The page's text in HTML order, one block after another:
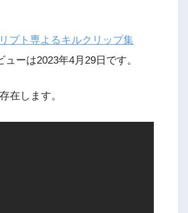
プト専よるキルクリップ集
ーは2023年4月29日です。
在します。